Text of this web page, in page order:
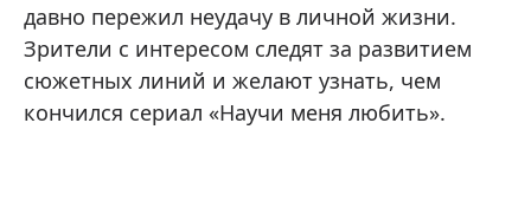
давно пережил неудачу в личной жизни.
Зрители с интересом следят за развитием
сюжетных линий и желают узнать, чем
кончился сериал «Научи меня любить».